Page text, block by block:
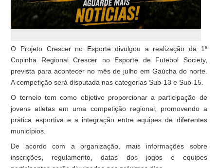
O Projeto Crescer no Esporte divulgou a realização da 1ª
Copinha Regional Crescer no Esporte de Futebol Society,
prevista para acontecer no mês de julho em Gaúcha do norte.
A competição será disputada nas categorias Sub-13 e Sub-15.
O torneio tem como objetivo proporcionar a participação de
jovens atletas em uma competição regional, promovendo a
prática esportiva e a integração entre equipes de diferentes
municípios.
De acordo com a organização, mais informações sobre
inscrições, regulamento, datas dos jogos e equipes